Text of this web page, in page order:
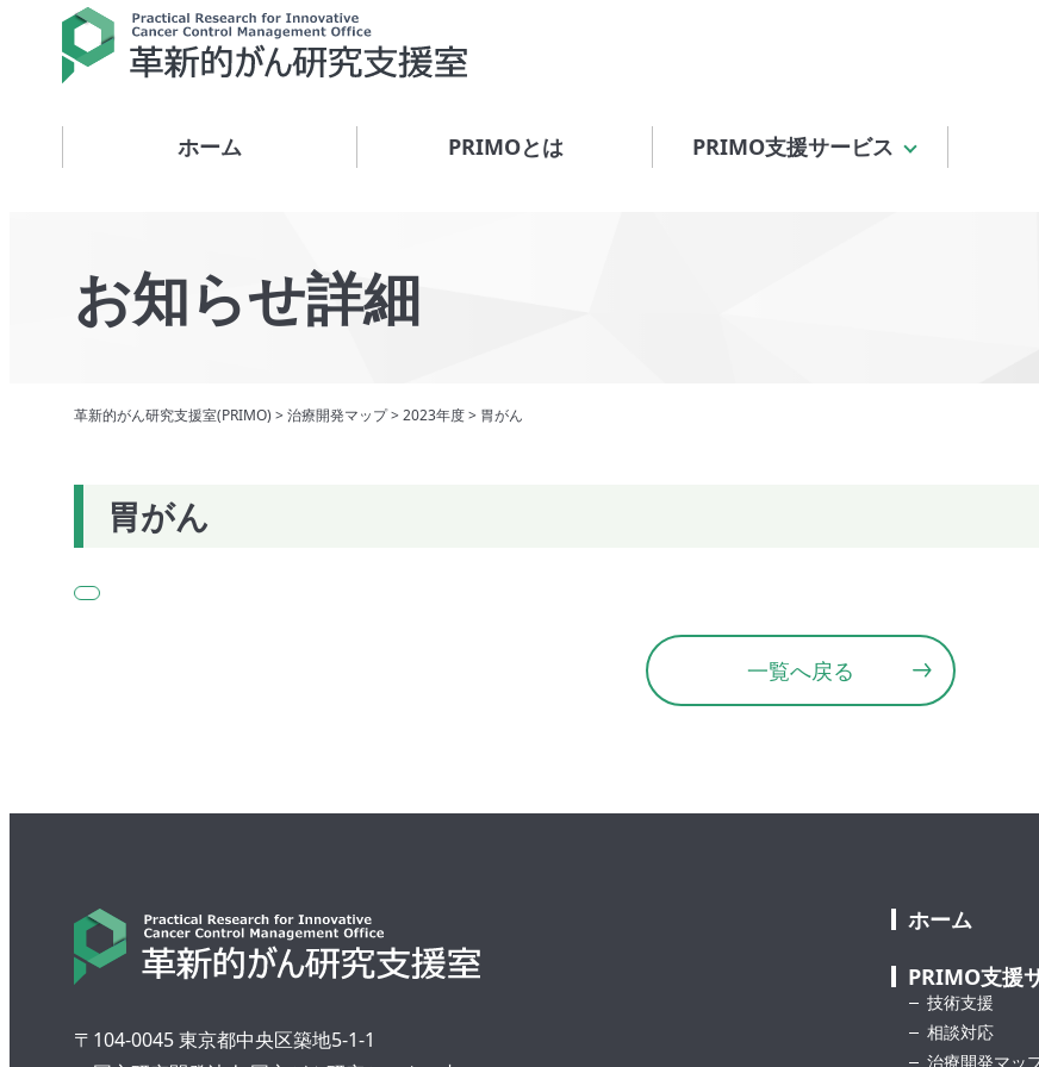
ホーム PRIMOとは PRIMO支援サービス
お知らせ詳細
革新的がん研究支援室(PRIMO) >治療開発マップ>2023年度> 胃がん
胃がん
一覧へ戻る
〒104-0045 東京都中央区築地5-1-1
ホーム
PRIMO支援
技術支援
相談対応
治療開発マッ